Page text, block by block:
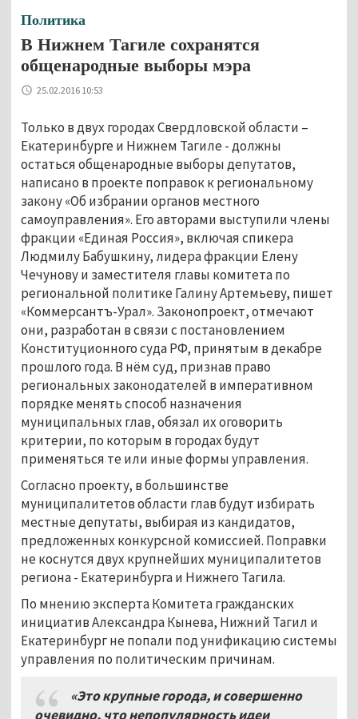
Политика
В Нижнем Тагиле сохранятся
общенародные выборы мэра
25.02.2016 10:53
Только в двух городах Свердловской области –
Екатеринбурге и Нижнем Тагиле - должны
остаться общенародные выборы депутатов,
написано в проекте поправок к региональному
закону «Об избрании органов местного
самоуправления». Его авторами выступили члены
фракции «Единая Россия», включая спикера
Людмилу Бабушкину, лидера фракции Елену
Чечунову и заместителя главы комитета по
региональной политике Галину Артемьеву, пишет
«Коммерсантъ-Урал». Законопроект, отмечают
они, разработан в связи с постановлением
Конституционного суда РФ, принятым в декабре
прошлого года. В нём суд, признав право
региональных законодателей в императивном
порядке менять способ назначения
муниципальных глав, обязал их оговорить
критерии, по которым в городах будут
применяться те или иные формы управления.
Согласно проекту, в большинстве
муниципалитетов области глав будут избирать
местные депутаты, выбирая из кандидатов,
предложенных конкурсной комиссией. Поправки
не коснутся двух крупнейших муниципалитетов
региона - Екатеринбурга и Нижнего Тагила.
По мнению эксперта Комитета гражданских
инициатив Александра Кынева, Нижний Тагил и
Екатеринбург не попали под унификацию системы
управления по политическим причинам.
«Это крупные города, и совершенно
очевидно, что непопулярность идеи